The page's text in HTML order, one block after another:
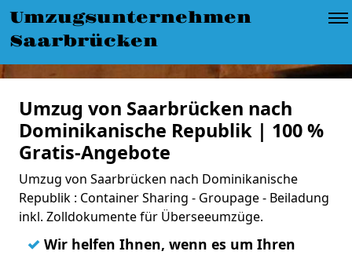
Umzugsunternehmen
Saarbrücken
Umzug von Saarbrücken nach
Dominikanische Republik | 100 %
Gratis-Angebote
Umzug von Saarbrücken nach Dominikanische
Republik : Container Sharing - Groupage - Beiladung
inkl. Zolldokumente für Überseeumzüge.
✓ Wir helfen Ihnen, wenn es um Ihren